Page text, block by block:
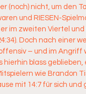
(noch) nicht, um den
und RIESEN-
im zweiten Viertel
Doch nach einer
– und im Angriff
hierhin blass
wie Brandon
mit 14:7 für sich und